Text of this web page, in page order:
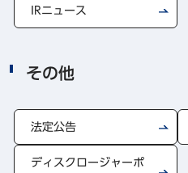
IRニュース
その他
法定公告
ディスクロージャーポ